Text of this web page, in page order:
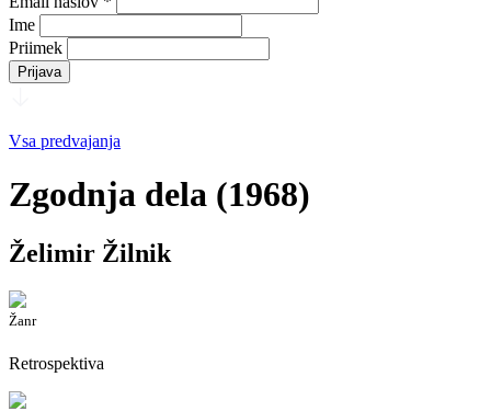
Ime
Priimek
Vsa predvajanja
Zgodnja dela (1968)
Želimir Žilnik
Žanr
Retrospektiva